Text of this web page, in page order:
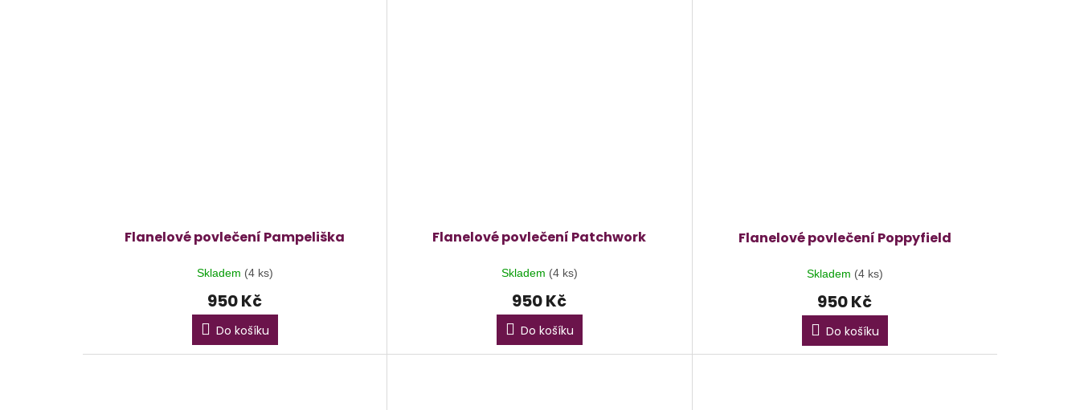
Flanelové povlečení Pampeliška
Skladem (4 ks)
950 Kč
Do košíku
Flanelové povlečení Patchwork
Skladem (4 ks)
950 Kč
Do košíku
Flanelové povlečení Poppyfield
Skladem (4 ks)
950 Kč
Do košíku